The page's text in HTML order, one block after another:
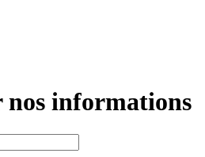
nos informations